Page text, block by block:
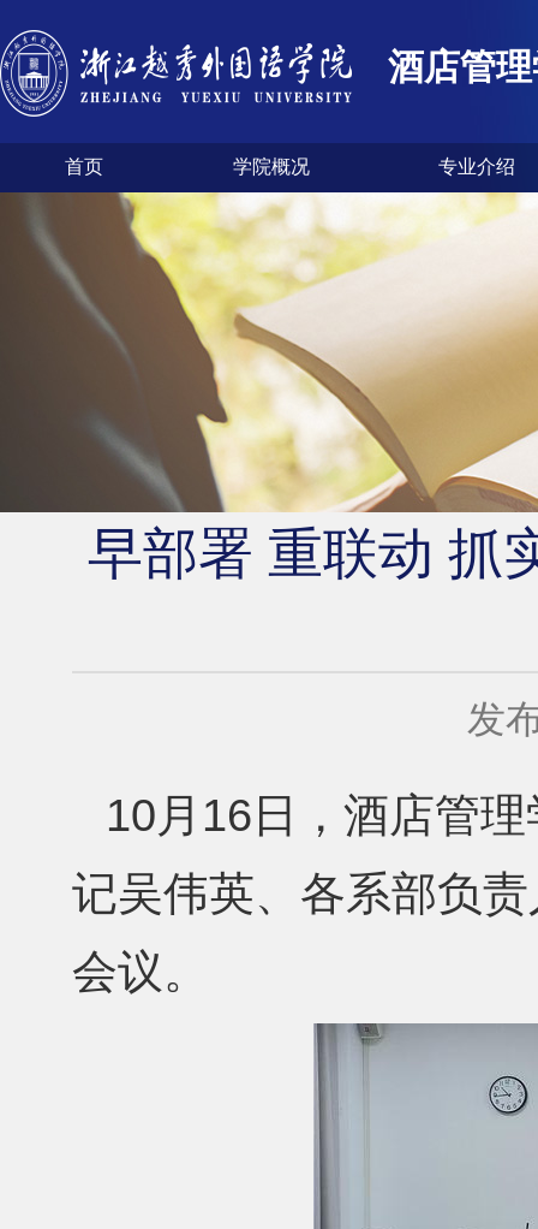
酒店管
首页 学院概况 专业介绍
早部署 重联动 抓
发
10月16日，酒店管
记吴伟英、各系部负
会议。